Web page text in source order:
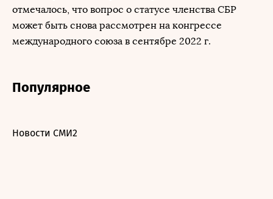
отмечалось, что вопрос о статусе членства СБР
может быть снова рассмотрен на конгрессе
международного союза в сентябре 2022 г.
Популярное
Новости СМИ2